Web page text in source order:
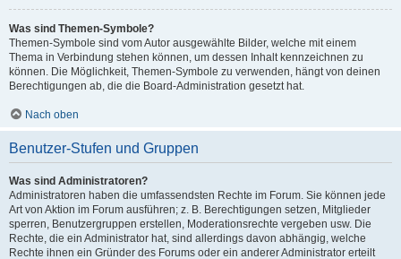
Was sind Themen-Symbole?
Themen-Symbole sind vom Autor ausgewählte Bilder, welche mit einem
Thema in Verbindung stehen können, um dessen Inhalt kennzeichnen zu
können. Die Möglichkeit, Themen-Symbole zu verwenden, hängt von deinen
Berechtigungen ab, die die Board-Administration gesetzt hat.
Nach oben
Benutzer-Stufen und Gruppen
Was sind Administratoren?
Administratoren haben die umfassendsten Rechte im Forum. Sie können jede
Art von Aktion im Forum ausführen; z. B. Berechtigungen setzen, Mitglieder
sperren, Benutzergruppen erstellen, Moderationsrechte vergeben usw. Die
Rechte, die ein Administrator hat, sind allerdings davon abhängig, welche
Rechte ihnen ein Gründer des Forums oder ein anderer Administrator erteilt